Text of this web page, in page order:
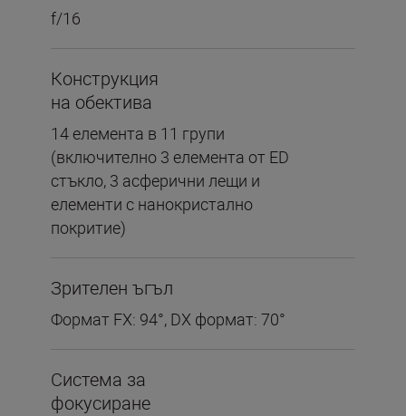
f/16
Конструкция
на обектива
14 елемента в 11 групи
(включително 3 елемента от ED
стъкло, 3 асферични лещи и
елементи с нанокристално
покритие)
Зрителен ъгъл
Формат FX: 94°, DX формат: 70°
Система за
фокусиране